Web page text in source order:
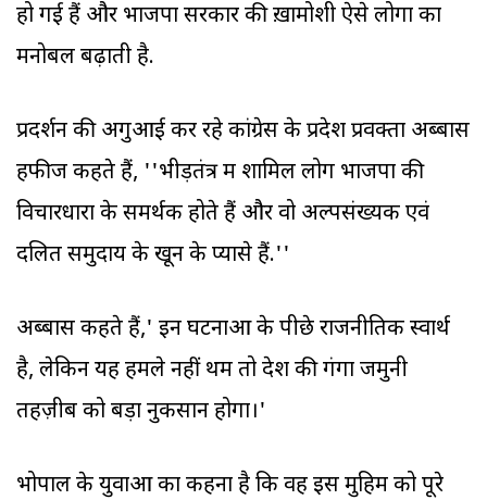
हो गई हैं और भाजपा सरकार की ख़ामोशी ऐसे लोगों का
मनोबल बढ़ाती है.
प्रदर्शन की अगुआई कर रहे कांग्रेस के प्रदेश प्रवक्ता अब्बास
हफीज कहते हैं, ''भीड़तंत्र में शामिल लोग भाजपा की
विचारधारा के समर्थक होते हैं और वो अल्पसंख्यक एवं
दलित समुदाय के खून के प्यासे हैं.''
अब्बास कहते हैं,' इन घटनाओं के पीछे राजनीतिक स्वार्थ
है, लेकिन यह हमले नहीं थमें तो देश की गंगा जमुनी
तहज़ीब को बड़ा नुकसान होगा।'
भोपाल के युवाओं का कहना है कि वह इस मुहिम को पूरे